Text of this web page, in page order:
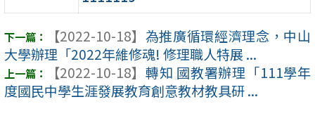
【2022-10-18】 為推廣循環經濟理念，中山
大學辦理「2022年維修魂! 修理職人特展 ...
【2022-10-18】 轉知 國教署辦理「111學年
度國民中學生涯發展教育創意教材教具研 ...